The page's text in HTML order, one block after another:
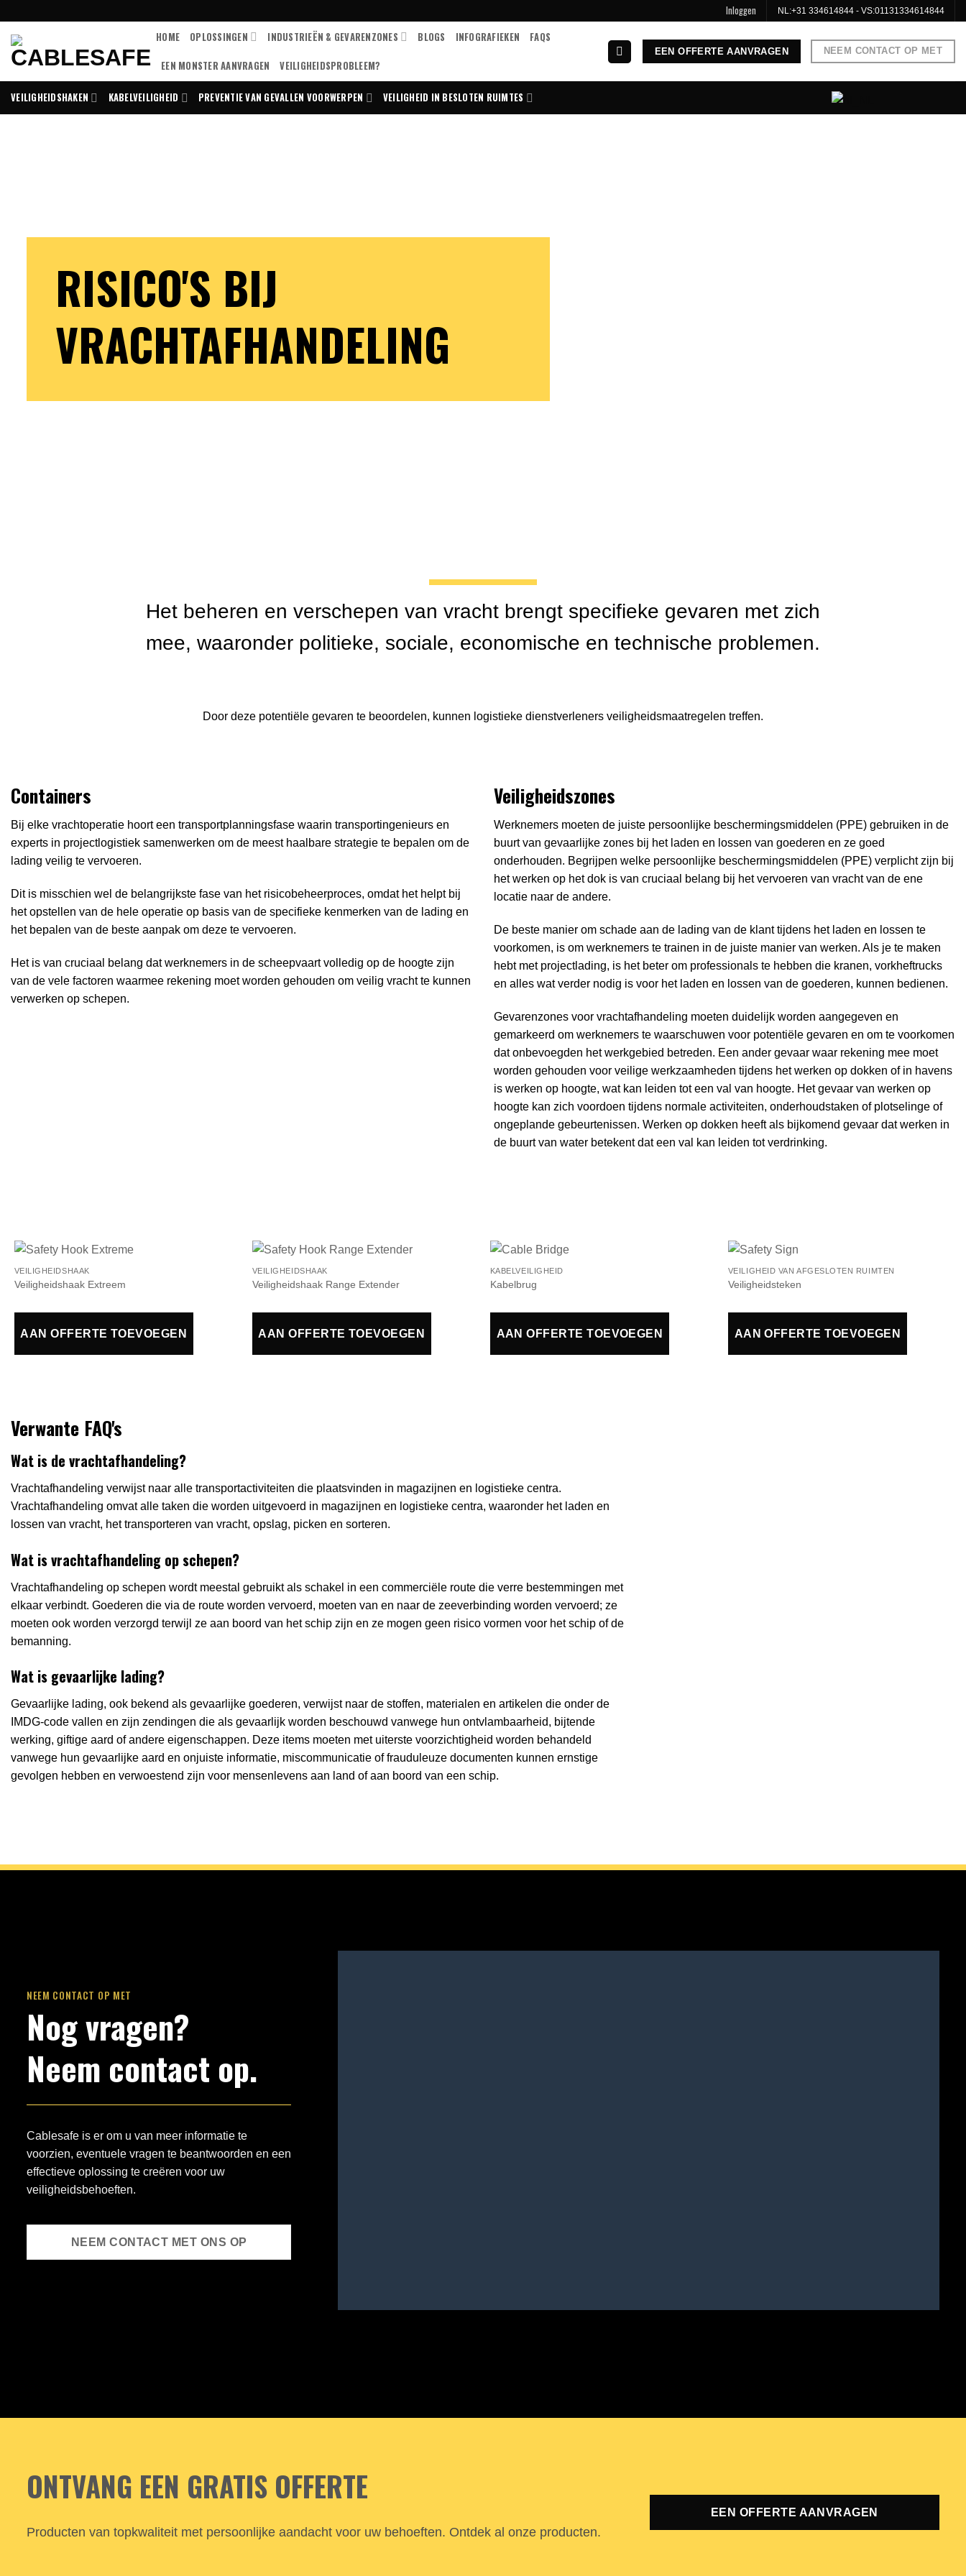
inhoud
Inloggen NL:+31 334614844- VS:01131334614844
HOME OPLOSSINGEN INDUSTRIEËN & GEVARENZONES BLOGS INFOGRAFIEKEN FAQS
EEN MONSTER AANVRAGEN VEILIGHEIDSPROBLEEM?
EEN OFFERTE AANVRAGEN NEEM CONTACT OP MET
VEILIGHEIDSHAKEN KABELVEILIGHEID PREVENTIE VAN GEVALLEN VOORWERPEN VEILIGHEID IN BESLOTEN RUIMTES
RISICO'S BIJ
VRACHTAFHANDELING
Het beheren en verschepen van vracht brengt specifieke gevaren met zich
mee, waaronder politieke, sociale, economische en technische problemen.
Door deze potentiële gevaren te beoordelen, kunnen logistieke dienstverleners veiligheidsmaatregelen treffen.
Containers
Bij elke vrachtoperatie hoort een transportplanningsfase waarin transportingenieurs en
experts in projectlogistiek samenwerken om de meest haalbare strategie te bepalen om de
lading veilig te vervoeren.
Dit is misschien wel de belangrijkste fase van het risicobeheerproces, omdat het helpt bij
het opstellen van de hele operatie op basis van de specifieke kenmerken van de lading en
het bepalen van de beste aanpak om deze te vervoeren.
Het is van cruciaal belang dat werknemers in de scheepvaart volledig op de hoogte zijn
van de vele factoren waarmee rekening moet worden gehouden om veilig vracht te kunnen
verwerken op schepen.
Veiligheidszones
Werknemers moeten de juiste persoonlijke beschermingsmiddelen (PPE) gebruiken in de
buurt van gevaarlijke zones bij het laden en lossen van goederen en ze goed
onderhouden. Begrijpen welke persoonlijke beschermingsmiddelen (PPE) verplicht zijn bij
het werken op het dok is van cruciaal belang bij het vervoeren van vracht van de ene
locatie naar de andere.
De beste manier om schade aan de lading van de klant tijdens het laden en lossen te
voorkomen, is om werknemers te trainen in de juiste manier van werken. Als je te maken
hebt met projectlading, is het beter om professionals te hebben die kranen, vorkheftrucks
en alles wat verder nodig is voor het laden en lossen van de goederen, kunnen bedienen.
Gevarenzones voor vrachtafhandeling moeten duidelijk worden aangegeven en
gemarkeerd om werknemers te waarschuwen voor potentiële gevaren en om te voorkomen
dat onbevoegden het werkgebied betreden. Een ander gevaar waar rekening mee moet
worden gehouden voor veilige werkzaamheden tijdens het werken op dokken of in havens
is werken op hoogte, wat kan leiden tot een val van hoogte. Het gevaar van werken op
hoogte kan zich voordoen tijdens normale activiteiten, onderhoudstaken of plotselinge of
ongeplande gebeurtenissen. Werken op dokken heeft als bijkomend gevaar dat werken in
de buurt van water betekent dat een val kan leiden tot verdrinking.
VEILIGHEIDSHAAK
Veiligheidshaak Extreem
AAN OFFERTE TOEVOEGEN
VEILIGHEIDSHAAK
Veiligheidshaak Range Extender
AAN OFFERTE TOEVOEGEN
KABELVEILIGHEID
Kabelbrug
AAN OFFERTE TOEVOEGEN
VEILIGHEID VAN AFGESLOTEN RUIMTEN
Veiligheidsteken
AAN OFFERTE TOEVOEGEN
Verwante FAQ's
Wat is de vrachtafhandeling?
Vrachtafhandeling verwijst naar alle transportactiviteiten die plaatsvinden in magazijnen en logistieke centra.
Vrachtafhandeling omvat alle taken die worden uitgevoerd in magazijnen en logistieke centra, waaronder het laden en
lossen van vracht, het transporteren van vracht, opslag, picken en sorteren.
Wat is vrachtafhandeling op schepen?
Vrachtafhandeling op schepen wordt meestal gebruikt als schakel in een commerciële route die verre bestemmingen met
elkaar verbindt. Goederen die via de route worden vervoerd, moeten van en naar de zeeverbinding worden vervoerd; ze
moeten ook worden verzorgd terwijl ze aan boord van het schip zijn en ze mogen geen risico vormen voor het schip of de
bemanning.
Wat is gevaarlijke lading?
Gevaarlijke lading, ook bekend als gevaarlijke goederen, verwijst naar de stoffen, materialen en artikelen die onder de
IMDG-code vallen en zijn zendingen die als gevaarlijk worden beschouwd vanwege hun ontvlambaarheid, bijtende
werking, giftige aard of andere eigenschappen. Deze items moeten met uiterste voorzichtigheid worden behandeld
vanwege hun gevaarlijke aard en onjuiste informatie, miscommunicatie of frauduleuze documenten kunnen ernstige
gevolgen hebben en verwoestend zijn voor mensenlevens aan land of aan boord van een schip.
NEEM CONTACT OP MET
Nog vragen?
Neem contact op.
Cablesafe is er om u van meer informatie te
voorzien, eventuele vragen te beantwoorden en een
effectieve oplossing te creëren voor uw
veiligheidsbehoeften.
NEEM CONTACT MET ONS OP
ONTVANG EEN GRATIS OFFERTE
Producten van topkwaliteit met persoonlijke aandacht voor uw behoeften. Ontdek al onze producten.
EEN OFFERTE AANVRAGEN